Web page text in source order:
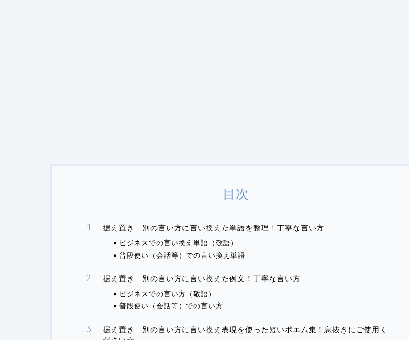
目次
据え置き｜別の言い方に言い換えた単語を整理！丁寧な言い方
ビジネスでの言い換え単語（敬語）
普段使い（会話等）での言い換え単語
据え置き｜別の言い方に言い換えた例文！丁寧な言い方
ビジネスでの言い方（敬語）
普段使い（会話等）での言い方
据え置き｜別の言い方に言い換え表現を使った短いポエム集！息抜きにご使用く